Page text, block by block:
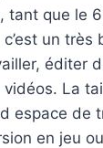
tant que le
c’est un
éditer
La
espace de
en jeu